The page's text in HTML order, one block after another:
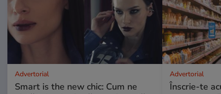
Advertorial
Smart is the new chic: Cum ne
Advertorial
Înscrie-te